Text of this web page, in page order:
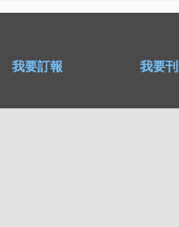
我要訂報 我要